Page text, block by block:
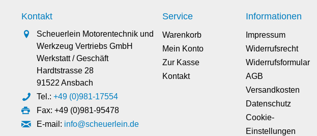
Kontakt
Scheuerlein Motorentechnik und
Werkzeug Vertriebs GmbH
Werkstatt / Geschäft
Hardtstrasse 28
91522 Ansbach
Tel.: +49 (0)981-17554
Fax: +49 (0)981-95478
E-mail: info@scheuerlein.de
Service
Warenkorb
Mein Konto
Zur Kasse
Kontakt
Informationen
Impressum
Widerrufsrecht
Widerrufsformular
AGB
Versandkosten
Datenschutz
Cookie-
Einstellungen